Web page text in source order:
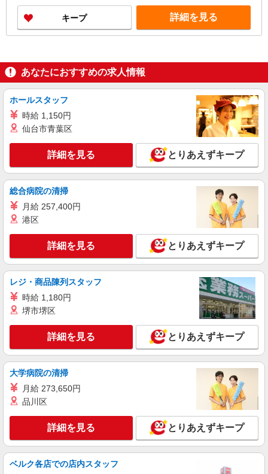
キープ 詳細を見る
あなたにおすすめの求人情報
ホールスタッフ
時給 1,150円
仙台市青葉区
詳細を見る とりあえずキープ
総合病院の清掃
月給 257,400円
港区
詳細を見る とりあえずキープ
レジ・商品陳列スタッフ
時給 1,180円
堺市堺区
詳細を見る とりあえずキープ
大学病院の清掃
月給 273,650円
品川区
詳細を見る とりあえずキープ
ベルク各店での店内スタッフ